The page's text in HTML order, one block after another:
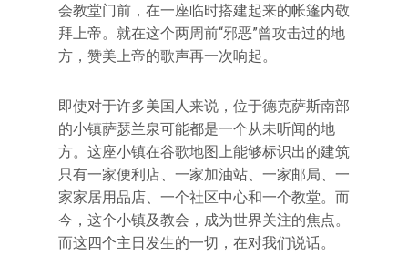
会教堂门前，在一座临时搭建起来的帐篷内敬
拜上帝。就在这个两周前“邪恶”曾攻击过的地
方，赞美上帝的歌声再一次响起。
即使对于许多美国人来说，位于德克萨斯南部
的小镇萨瑟兰泉可能都是一个从未听闻的地
方。这座小镇在谷歌地图上能够标识出的建筑
只有一家便利店、一家加油站、一家邮局、一
家家居用品店、一个社区中心和一个教堂。而
今，这个小镇及教会，成为世界关注的焦点。
而这四个主日发生的一切，在对我们说话。